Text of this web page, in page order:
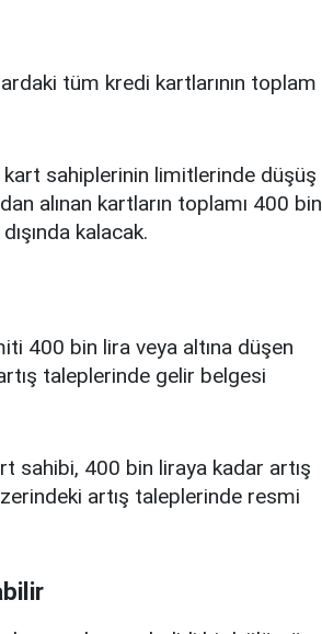
tüm kredi kartlarının toplam
sahiplerinin limitlerinde düşüş
alınan kartların toplamı 400 bin
kalacak.
400 bin lira veya altına düşen
taleplerinde gelir belgesi
sahibi, 400 bin liraya kadar artış
artış taleplerinde resmi